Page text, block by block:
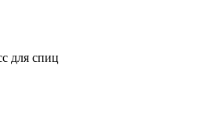
для спиц